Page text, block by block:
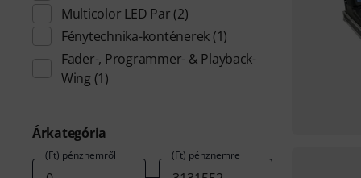
Multicolor LED Par (2)
Fénytechnika-konténerek (1)
Fader-, Programmer- & Playback-
Wing (1)
Árkategória
(Ft) pénznemről (Ft) pénznemre